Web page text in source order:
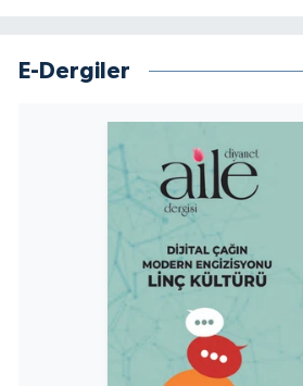
E-Dergiler
Manisa Müftülüğü
Mardin Müftülüğü
Mersin Müftülüğü
Muğla Müftülüğü
Muş Müftülüğü
Nevşehir Müftülüğü